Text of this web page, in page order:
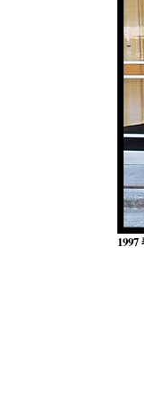
1997